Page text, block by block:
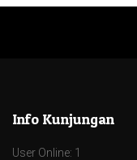
Info Kunjungan
User Online: 1